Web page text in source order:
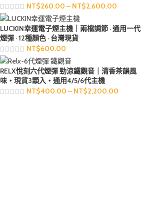
NT$260.00 – NT$2,600.00
LUCKIN幸運電子煙主機｜兩檔調節 · 通用一代
煙彈 · 12種顏色 · 台灣現貨
NT$600.00
RELX悅刻六代煙彈 勁涼鐵觀音｜清香茶韻風
味・現貨3顆入・通用4/5/6代主機
NT$400.00 – NT$2,200.00